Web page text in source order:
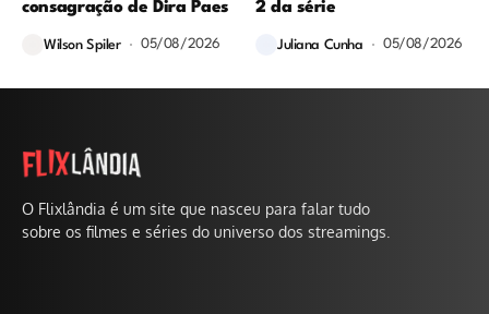
consagração de Dira Paes
Wilson Spiler 05/08/2026
2 da série
Juliana Cunha 05/08/2026
O Flixlândia é um site que nasceu para falar tudo
sobre os filmes e séries do universo dos streamings.